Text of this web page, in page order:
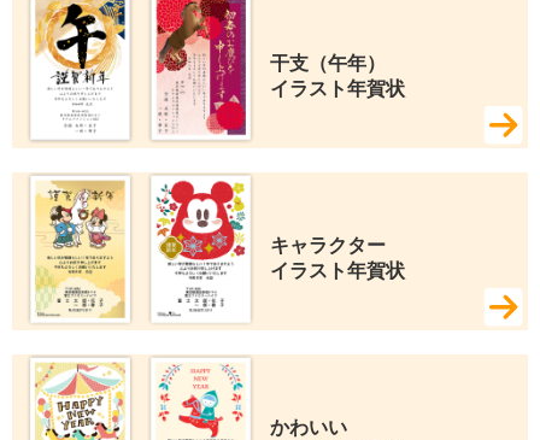
干支（午年）
イラスト年賀状
キャラクター
イラスト年賀状
かわいい